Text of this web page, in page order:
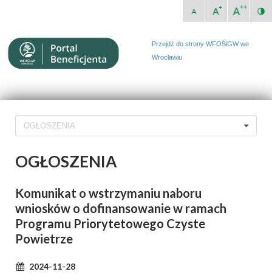
Przejdź do strony WFOŚiGW we
Wrocławiu
OGŁOSZENIA
OGŁOSZENIA
Komunikat o wstrzymaniu naboru
wniosków o dofinansowanie w ramach
Programu Priorytetowego Czyste
Powietrze
2024-11-28